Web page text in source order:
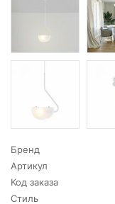
Бренд
Артикул
Код заказа
Стиль